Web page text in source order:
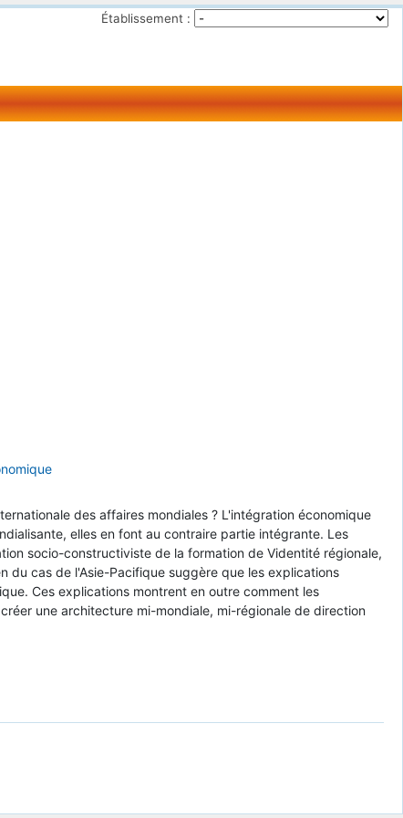
Établissement :
des affaires mondiales ? L'intégration économique
elles en font au contraire partie intégrante. Les
socio-constructiviste de la formation de Videntité régionale,
du cas de l'Asie-Pacifique suggère que les explications
Ces explications montrent en outre comment les
une architecture mi-mondiale, mi-régionale de direction